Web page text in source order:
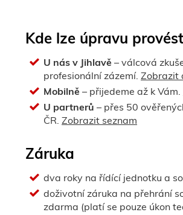
Kde lze úpravu provést
U nás v Jihlavě – válcová
profesionální zázemí. Zobrazit
Mobilně – přijedeme až k Vám.
U partnerů – přes 50
ČR. Zobrazit seznam
Záruka
dva roky na řídící jednotku a
doživotní záruka na přehrání
zdarma (platí se pouze úkon